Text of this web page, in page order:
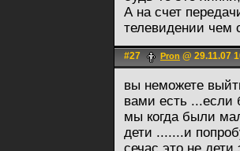
А на счет
телевидении чем
#27 Pron @ 29.11.07
вы неможете
вами есть ...если
мы когда были
дети .......и